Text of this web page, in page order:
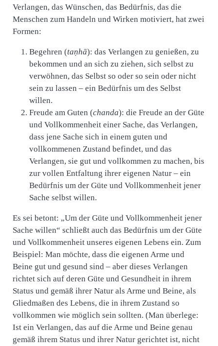
Verlangen, das Wünschen, das Bedürfnis, das die
Menschen zum Handeln und Wirken motiviert, hat zwei
Formen:
Begehren (taṇhā): das Verlangen zu genießen, zu
bekommen und an sich zu ziehen, sich selbst zu
verwöhnen, das Selbst so oder so sein oder nicht
sein zu lassen – ein Bedürfnis um des Selbst
willen.
Freude am Guten (chanda): die Freude an der Güte
und Vollkommenheit einer Sache, das Verlangen,
dass jene Sache sich in einem guten und
vollkommenen Zustand befindet, und das
Verlangen, sie gut und vollkommen zu machen, bis
zur vollen Entfaltung ihrer eigenen Natur – ein
Bedürfnis um der Güte und Vollkommenheit jener
Sache selbst willen.
Es sei betont: „Um der Güte und Vollkommenheit jener
Sache willen“ schließt auch das Bedürfnis um der Güte
und Vollkommenheit unseres eigenen Lebens ein. Zum
Beispiel: Man möchte, dass die eigenen Arme und
Beine gut und gesund sind – aber dieses Verlangen
richtet sich auf deren Güte und Gesundheit in ihrem
Status und gemäß ihrer Natur als Arme und Beine, als
Gliedmaßen des Lebens, die in ihrem Zustand so
vollkommen wie möglich sein sollten. (Man überlege:
Ist ein Verlangen, das auf die Arme und Beine genau
gemäß ihrem Status und ihrer Natur gerichtet ist, nicht